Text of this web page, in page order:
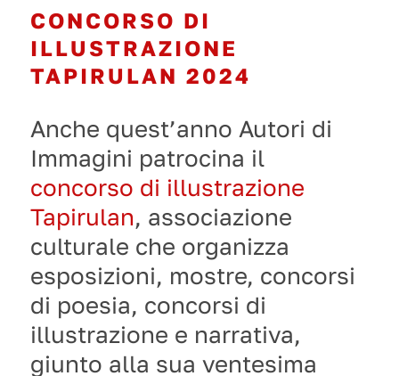
CONCORSO DI
ILLUSTRAZIONE
TAPIRULAN 2024
Anche quest’anno Autori di
Immagini patrocina il
concorso di illustrazione
Tapirulan, associazione
culturale che organizza
esposizioni, mostre, concorsi
di poesia, concorsi di
illustrazione e narrativa,
giunto alla sua ventesima